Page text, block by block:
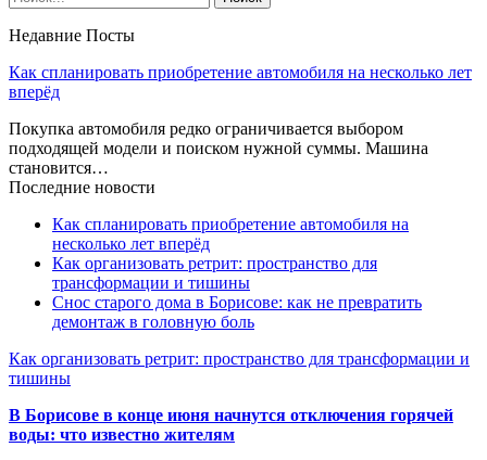
Недавние Посты
Как спланировать приобретение автомобиля на несколько лет
вперёд
Покупка автомобиля редко ограничивается выбором
подходящей модели и поиском нужной суммы. Машина
становится…
Последние новости
Как спланировать приобретение автомобиля на
несколько лет вперёд
Как организовать ретрит: пространство для
трансформации и тишины
Снос старого дома в Борисове: как не превратить
демонтаж в головную боль
Как организовать ретрит: пространство для трансформации и
тишины
В Борисове в конце июня начнутся отключения горячей
воды: что известно жителям